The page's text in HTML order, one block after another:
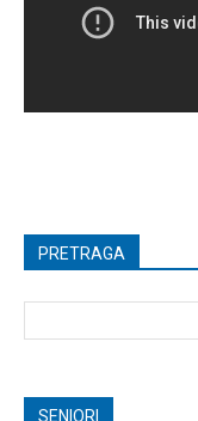
PRETRAGA
SENIORI